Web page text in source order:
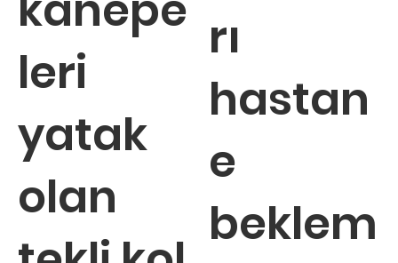
leri
yatak
olan
rı
hastan
e
beklem